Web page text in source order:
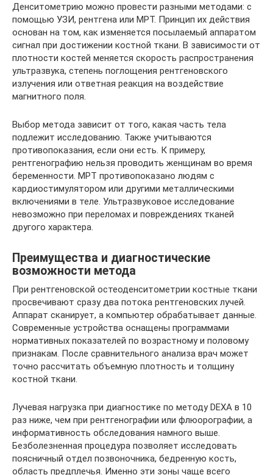
Денситометрию можно провести разными методами: с
помощью УЗИ, рентгена или МРТ. Принцип их действия
основан на том, как изменяется посылаемый аппаратом
сигнал при достижении костной ткани. В зависимости от
плотности костей меняется скорость распространения
ультразвука, степень поглощения рентгеновского
излучения или ответная реакция на воздействие
магнитного поля.
Выбор метода зависит от того, какая часть тела
подлежит исследованию. Также учитываются
противопоказания, если они есть. К примеру,
рентгенографию нельзя проводить женщинам во время
беременности. МРТ противопоказано людям с
кардиостимулятором или другими металлическими
включениями в теле. Ультразвуковое исследование
невозможно при переломах и повреждениях тканей
другого характера.
Преимущества и диагностические
возможности метода
При рентгеновской остеоденситометрии костные ткани
просвечивают сразу два потока рентгеновских лучей.
Аппарат сканирует, а компьютер обрабатывает данные.
Современные устройства оснащены программами
нормативных показателей по возрастному и половому
признакам. После сравнительного анализа врач может
точно рассчитать объемную плотность и толщину
костной ткани.
Лучевая нагрузка при диагностике по методу DEXA в 10
раз ниже, чем при рентгенографии или флюорографии, а
информативность обследования намного выше.
Безболезненная процедура позволяет исследовать
поясничный отдел позвоночника, бедренную кость,
область предплечья. Именно эти зоны чаще всего